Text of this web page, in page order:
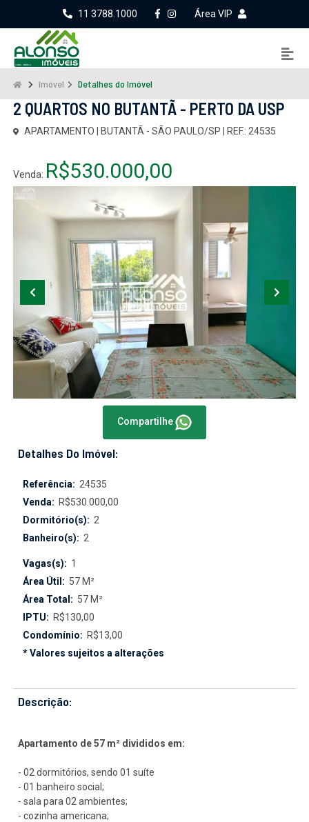
11 3788.1000 Área VIP
Imóvel Detalhes do Imóvel
2 QUARTOS NO BUTANTÃ - PERTO DA USP
APARTAMENTO | BUTANTÃ - SÃO PAULO/SP | REF.: 24535
Venda: R$530.000,00
Compartilhe
Detalhes Do Imóvel:
Referência: 24535
Venda: R$530.000,00
Dormitório(s): 2
Banheiro(s): 2
Vagas(s): 1
Área Útil: 57 M²
Área Total: 57 M²
IPTU: R$130,00
Condomínio: R$13,00
* Valores sujeitos a alterações
Descrição:
Apartamento de 57 m² divididos em:
- 02 dormitórios, sendo 01 suíte
- 01 banheiro social;
- sala para 02 ambientes;
- cozinha americana;